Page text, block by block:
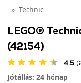
Technic
LEGO®
(42154)
4.5
Jótállás: 24 hónap